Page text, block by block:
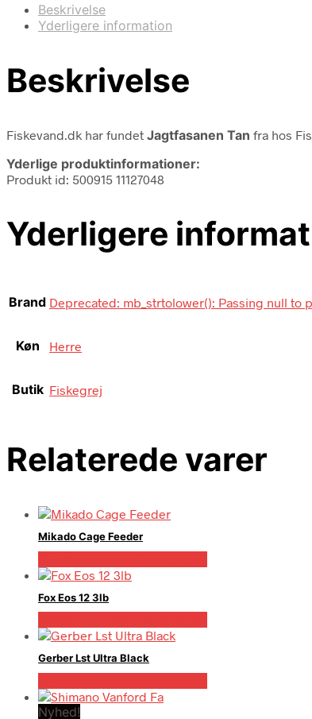
Beskrivelse
Yderligere information
Beskrivelse
Fiskevand.dk har fundet Jagtfasanen Tan fra hos
Yderlige produktinformationer:
Produkt id: 500915 11127048
Yderligere
Brand Deprecated: mb_strtolower(): Passing null to
Køn Herre
Butik Fiskegrej
Relaterede varer
Mikado Cage Feeder
Fox Eos 12 3lb
Gerber Lst Ultra Black
Nyhed!